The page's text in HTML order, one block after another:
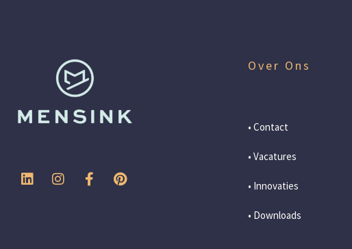
Over Ons
• Contact
• Vacatures
• Innovaties
• Downloads